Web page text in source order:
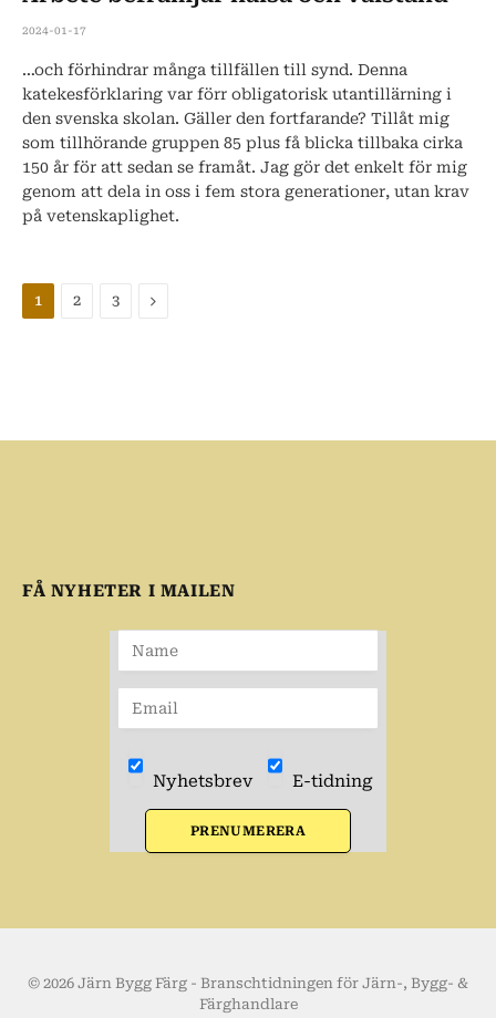
2024-01-17
…och förhindrar många tillfällen till synd. Denna
katekesförklaring var förr obligatorisk utantillärning i
den svenska skolan. Gäller den fortfarande? Tillåt mig
som tillhörande gruppen 85 plus få blicka tillbaka cirka
150 år för att sedan se framåt. Jag gör det enkelt för mig
genom att dela in oss i fem stora generationer, utan krav
på vetenskaplighet.
1 2 3 Nästa
FÅ NYHETER I MAILEN
Nyhetsbrev E-tidning
PRENUMERERA
© 2026 Järn Bygg Färg - Branschtidningen för Järn-, Bygg- &
Färghandlare